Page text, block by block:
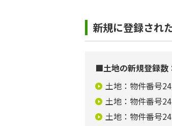
新規に登録され
■土地の新規登録数
土地：物件番号
土地：物件番号
土地：物件番号